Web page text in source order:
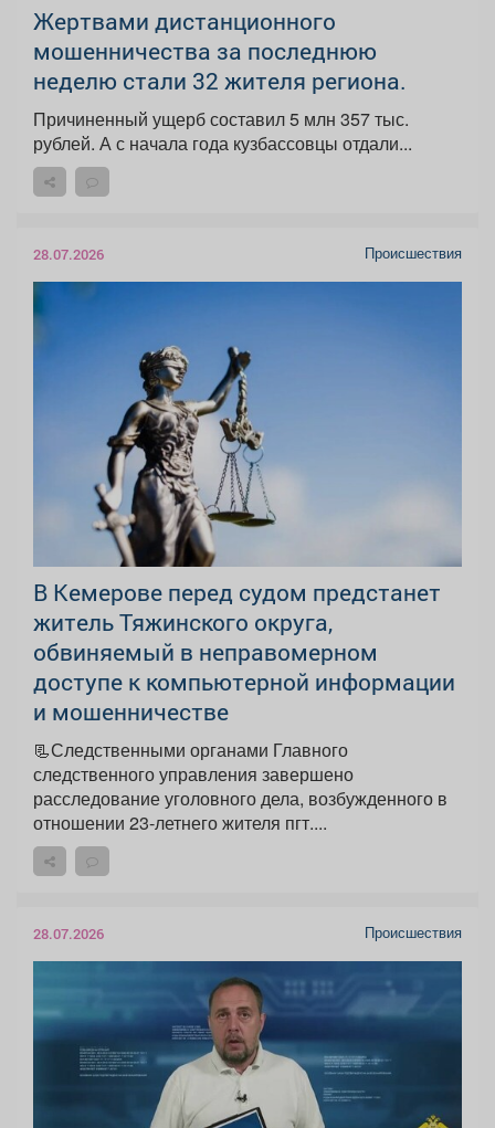
️Жертвами дистанционного
мошенничества за последнюю
неделю стали 32 жителя региона.
Причиненный ущерб составил 5 млн 357 тыс.
рублей. А с начала года кузбассовцы отдали...
28.07.2026 Происшествия
В Кемерове перед судом предстанет
житель Тяжинского округа,
обвиняемый в неправомерном
доступе к компьютерной информации
и мошенничестве
📃Следственными органами Главного
следственного управления завершено
расследование уголовного дела, возбужденного в
отношении 23-летнего жителя пгт....
28.07.2026 Происшествия